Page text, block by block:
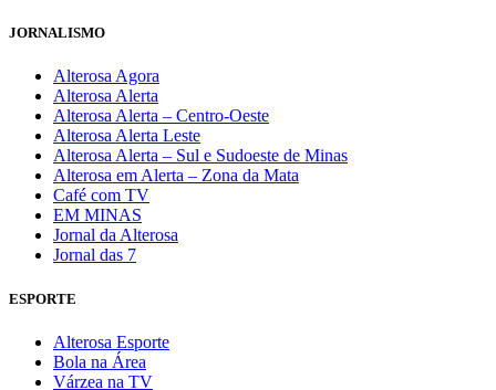
JORNALISMO
Alterosa Agora
Alterosa Alerta
Alterosa Alerta – Centro-Oeste
Alterosa Alerta Leste
Alterosa Alerta – Sul e Sudoeste de Minas
Alterosa em Alerta – Zona da Mata
Café com TV
EM MINAS
Jornal da Alterosa
Jornal das 7
ESPORTE
Alterosa Esporte
Bola na Área
Várzea na TV